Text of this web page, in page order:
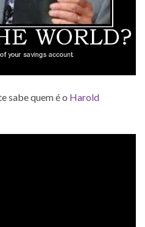
sabe quem é o Harold